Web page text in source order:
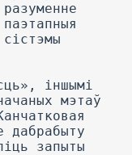
іншымі
мэтаў
дабрабыту
запыты